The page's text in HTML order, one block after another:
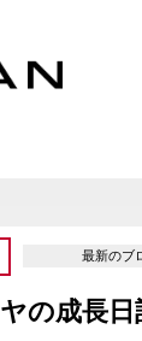
最新のブ
の成長日